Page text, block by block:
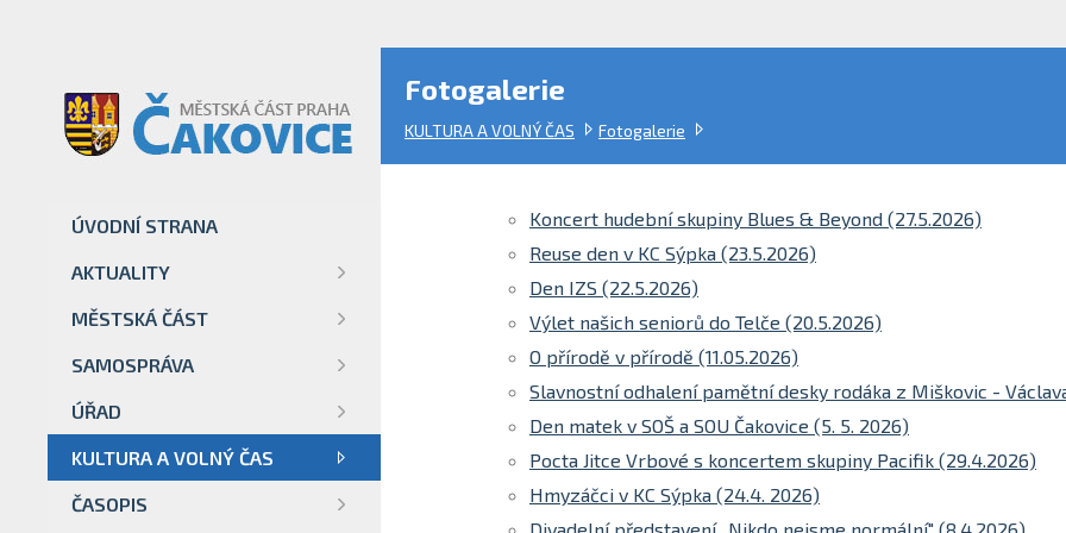
Fotogalerie
KULTURA A VOLNÝ ČAS Fotogalerie
ÚVODNÍ STRANA
AKTUALITY
MĚSTSKÁ ČÁST
SAMOSPRÁVA
ÚŘAD
KULTURA A VOLNÝ ČAS
ČASOPIS
Koncert hudební skupiny Blues & Beyond (27.5.2026)
Reuse den v KC Sýpka (23.5.2026)
Den IZS (22.5.2026)
Výlet našich seniorů do Telče (20.5.2026)
O přírodě v přírodě (11.05.2026)
Slavnostní odhalení pamětní desky rodáka z Miškovic -
Den matek v SOŠ a SOU Čakovice (5. 5. 2026)
Pocta Jitce Vrbové s koncertem skupiny Pacifik (29.4.2026)
Hmyzáčci v KC Sýpka (24.4. 2026)